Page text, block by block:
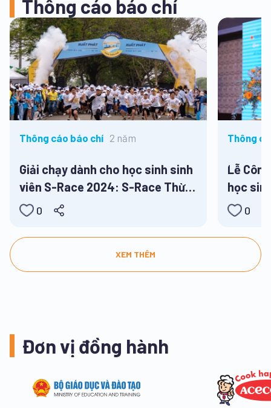
Thông cáo báo chí
Thông cáo báo chí 2 năm
Giải chạy dành cho học sinh sinh
viên S-Race 2024: S-Race Thừa
Thiên Huế
0
Thông
Lễ
học
0
XEM THÊM
Đơn vị đồng hành